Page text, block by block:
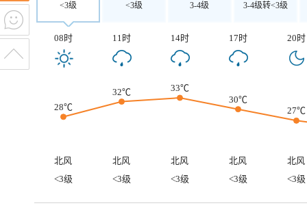
<3级 <3级 3-4级 3-4级转<3级
08时 11时 14时 17时 20时
28℃
32℃
33℃
30℃
27℃
北风 北风 北风 北风
北风
<3级
<3级 <3级 <3级 <3级